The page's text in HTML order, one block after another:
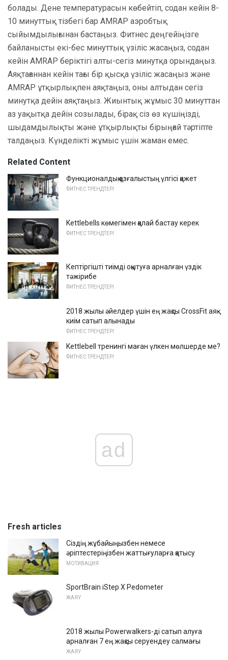
болады. Дене температурасын көбейтіп, содан кейін 8-
10 минуттық тізбегі бар AMRAP аэробтық
сыйымдылығынан бастаңыз. Фитнес деңгейіңізге
байланысты екі-бес минуттық үзіліс жасаңыз, содан
кейін AMRAP беріктігі алты-сегіз минутқа орындаңыз.
Аяқтағаннан кейін тағы бір қысқа үзіліс жасаңыз және
AMRAP ұтқырлықпен аяқтаңыз, оны алтыдан сегіз
минутқа дейін аяқтаңыз. Жиынтық жұмыс 30 минуттан
аз уақытқа дейін созылады, бірақ сіз өз күшіңізді,
шыдамдылықты және ұтқырлықты бірыңғай тәртіпте
талдаңыз. Күнделікті жұмыс үшін жаман емес.
Related Content
Функционалдық қозғалыстың үлгісі қажет
ФИТНЕС ТРЕНДТЕРІ
Kettlebells көмегімен қалай бастау керек
ФИТНЕС ТРЕНДТЕРІ
Кептіргішті тиімді оқытуға арналған үздік
тәжірибе
ФИТНЕС ТРЕНДТЕРІ
2018 жылы әйелдер үшін ең жақсы CrossFit аяқ-
киім сатып алынады
ФИТНЕС ТРЕНДТЕРІ
Kettlebell тренингі маған үлкен мөлшерде ме?
ФИТНЕС ТРЕНДТЕРІ
ad
Fresh articles
Сіздің жұбайыңызбен немесе
әріптестеріңізбен жаттығуларға қатысу
МОТИВАЦИЯ
SportBrain iStep X Pedometer
ЖАЯУ
2018 жылы Powerwalkers-ді сатып алуға
арналған 7 ең жақсы серуендеу салмағы
ЖАЯУ